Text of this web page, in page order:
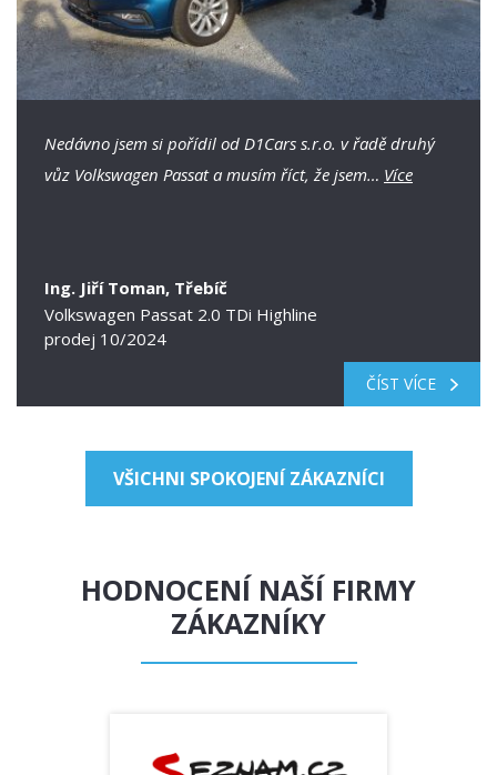
Nedávno jsem si pořídil od D1Cars s.r.o. v řadě druhý
vůz Volkswagen Passat a musím říct, že jsem… Více
Ing. Jiří Toman, Třebíč
Volkswagen Passat 2.0 TDi Highline
prodej 10/2024
ČÍST VÍCE
VŠICHNI SPOKOJENÍ ZÁKAZNÍCI
HODNOCENÍ NAŠÍ FIRMY
ZÁKAZNÍKY